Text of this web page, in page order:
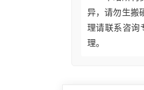
异，请勿生搬
理请联系咨询
理。